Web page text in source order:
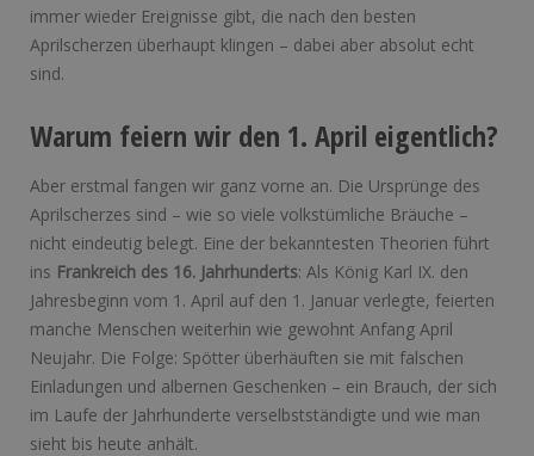
immer wieder Ereignisse gibt, die nach den besten
Aprilscherzen überhaupt klingen – dabei aber absolut echt
sind.
Warum feiern wir den 1. April eigentlich?
Aber erstmal fangen wir ganz vorne an. Die Ursprünge des
Aprilscherzes sind – wie so viele volkstümliche Bräuche –
nicht eindeutig belegt. Eine der bekanntesten Theorien führt
ins Frankreich des 16. Jahrhunderts: Als König Karl IX. den
Jahresbeginn vom 1. April auf den 1. Januar verlegte, feierten
manche Menschen weiterhin wie gewohnt Anfang April
Neujahr. Die Folge: Spötter überhäuften sie mit falschen
Einladungen und albernen Geschenken – ein Brauch, der sich
im Laufe der Jahrhunderte verselbstständigte und wie man
sieht bis heute anhält.